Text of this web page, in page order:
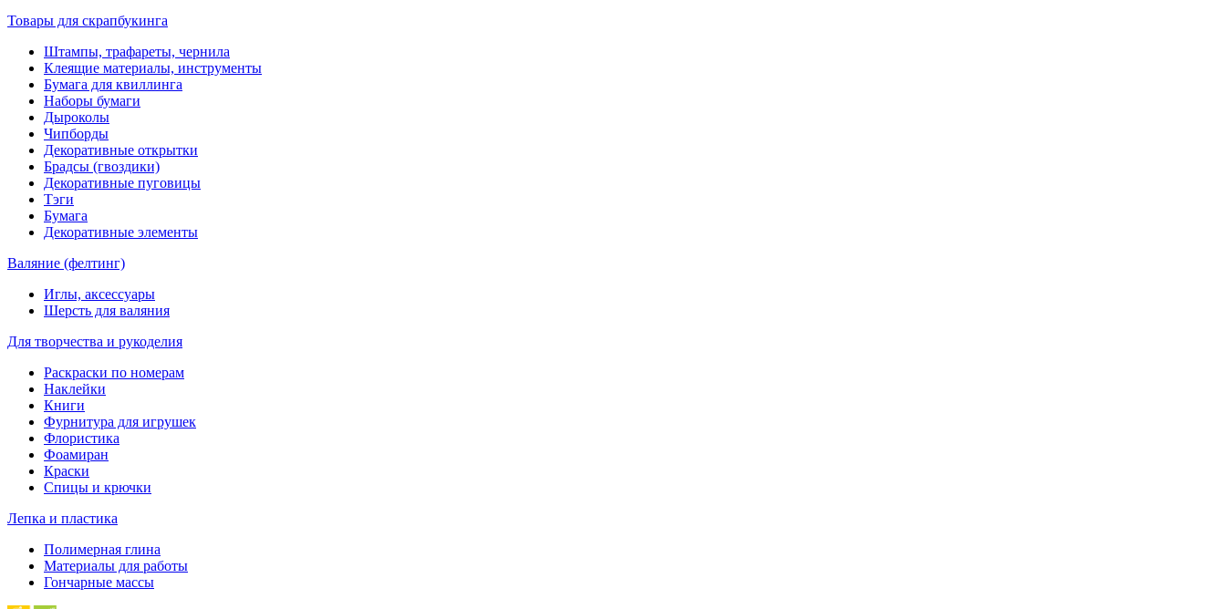
Товары для скрапбукинга
Штампы, трафареты, чернила
Клеящие материалы, инструменты
Бумага для квиллинга
Наборы бумаги
Дыроколы
Чипборды
Декоративные открытки
Брадсы (гвоздики)
Декоративные пуговицы
Тэги
Бумага
Декоративные элементы
Валяние (фелтинг)
Иглы, аксессуары
Шерсть для валяния
Для творчества и рукоделия
Раскраски по номерам
Наклейки
Книги
Фурнитура для игрушек
Флористика
Фоамиран
Краски
Спицы и крючки
Лепка и пластика
Полимерная глина
Материалы для работы
Гончарные массы